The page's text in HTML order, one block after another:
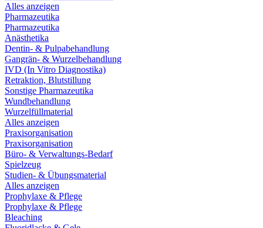
Alles anzeigen
Pharmazeutika
Pharmazeutika
Anästhetika
Dentin- & Pulpabehandlung
Gangrän- & Wurzelbehandlung
IVD (In Vitro Diagnostika)
Retraktion, Blutstillung
Sonstige Pharmazeutika
Wundbehandlung
Wurzelfüllmaterial
Alles anzeigen
Praxisorganisation
Praxisorganisation
Büro- & Verwaltungs-Bedarf
Spielzeug
Studien- & Übungsmaterial
Alles anzeigen
Prophylaxe & Pflege
Prophylaxe & Pflege
Bleaching